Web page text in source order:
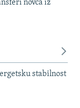
novca iz
stabilnost